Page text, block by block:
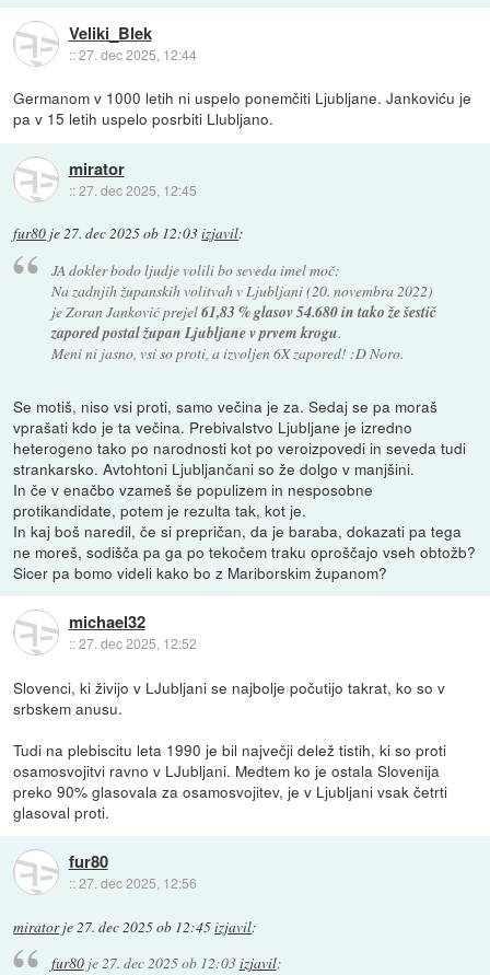
Veliki_Blek
::27. dec 2025, 12:44
Germanom v 1000 letih ni uspelo ponemčiti Ljubljane. Jankoviću je
pa v 15 letih uspelo posrbiti Llubljano.
mirator
::27. dec 2025, 12:45
fur80 je27. dec 2025 ob 12:03izjavil:
JA dokler bodo ljudje volili bo seveda imel moč:
Na zadnjih županskih volitvah v Ljubljani (20. novembra 2022)
je Zoran Janković prejel61,83 % glasov 54.680 in tako že šestič
zapored postal župan Ljubljane v prvem krogu.
Meni ni jasno, vsi so proti, a izvoljen 6X zapored! :D Noro.
Se motiš, niso vsi proti, samo večina je za. Sedaj se pa moraš
vprašati kdo je ta večina. Prebivalstvo Ljubljane je izredno
heterogeno tako po narodnosti kot po veroizpovedi in seveda tudi
strankarsko. Avtohtoni Ljubljančani so že dolgo v manjšini.
In če v enačbo vzameš še populizem in nesposobne
protikandidate, potem je rezulta tak, kot je.
In kaj boš naredil, če si prepričan, da je baraba, dokazati pa tega
ne moreš, sodišča pa ga po tekočem traku oproščajo vseh obtožb?
Sicer pa bomo videli kako bo z Mariborskim županom?
michael32
::27. dec 2025, 12:52
Slovenci, ki živijo v LJubljani se najbolje počutijo takrat, ko so v
srbskem anusu.
Tudi na plebiscitu leta 1990 je bil največji delež tistih, ki so proti
osamosvojitvi ravno v LJubljani. Medtem ko je ostala Slovenija
preko 90% glasovala za osamosvojitev, je v Ljubljani vsak četrti
glasoval proti.
fur80
::27. dec 2025, 12:56
miratorje27. dec 2025 ob 12:45izjavil:
fur80je27. dec 2025 ob 12:03izjavil: